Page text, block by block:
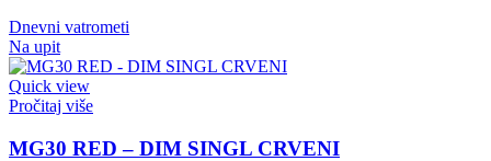
Dnevni vatrometi
Na upit
Quick view
Pročitaj više
MG30 RED – DIM SINGL CRVENI